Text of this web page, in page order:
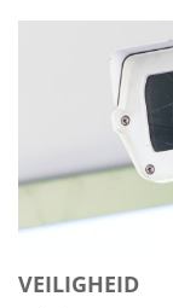
VEILIGHEID